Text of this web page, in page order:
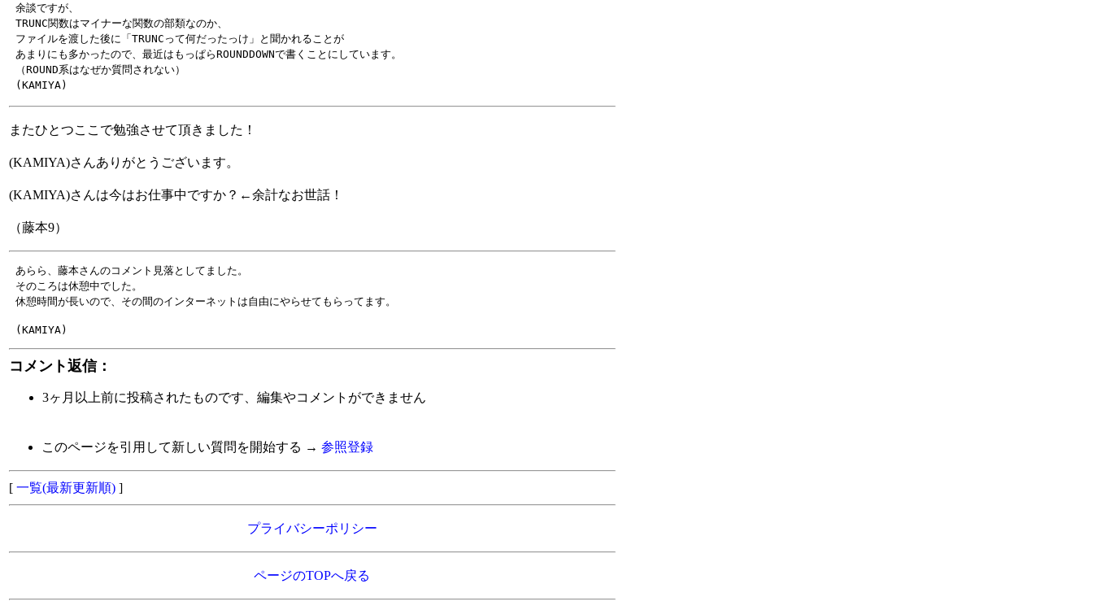
余談ですが、
TRUNC関数はマイナーな関数の部類なのか、
ファイルを渡した後に「TRUNCって何だったっけ」と聞かれることが
あまりにも多かったので、最近はもっぱらROUNDDOWNで書くことにしています。
（ROUND系はなぜか質問されない）
またひとつここで勉強させて頂きました！
(KAMIYA)さんありがとうございます。
(KAMIYA)さんは今はお仕事中ですか？←余計なお世話！
（藤本9）
あらら、藤本さんのコメント見落としてました。
そのころは休憩中でした。
コメント返信：
3ヶ月以上前に投稿されたものです、編集やコメントができません
このページを引用して新しい質問を開始する →参照登録
[一覧(最新更新順) ]
プライバシーポリシー
ページのTOPへ戻る